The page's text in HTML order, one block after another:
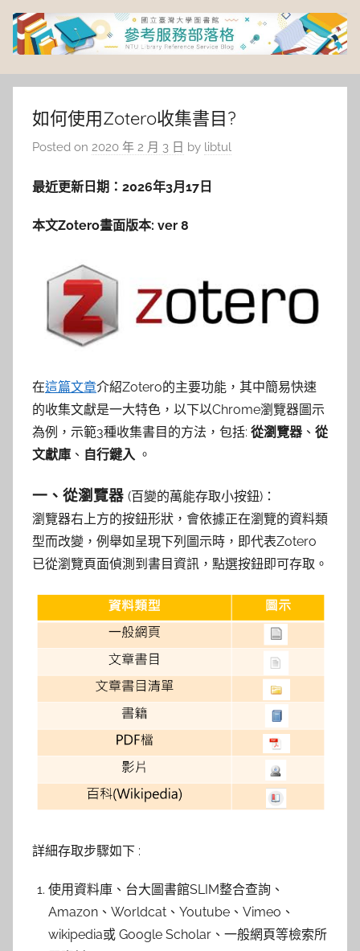
Skip
content
臺
灣
大
學
圖
考
服
部
落
格
如何使用Zotero收集書目?
Posted on 2020 年 2 月 3 日 by libtul
最近更新日期：2026年3月17日
本文Zotero畫面版本: ver 8
在這篇文章介紹Zotero的主要功能，其中簡易快速
的收集文獻是一大特色，以下以Chrome瀏覽器圖示
為例，示範3種收集書目的方法，包括: 從瀏覽器 、 從
文獻庫 、 自行鍵入 。
一、從瀏覽器 (百變的萬能存取小按鈕)：
瀏覽器右上方的按鈕形狀，會依據正在瀏覽的資料類
型而改變，例舉如呈現下列圖示時，即代表Zotero
已從瀏覽頁面偵測到書目資訊，點選按鈕即可存取。
詳細存取步驟如下 :
使用資料庫、台大圖書館SLIM整合查詢、
Amazon、Worldcat、Youtube、Vimeo、
wikipedia或 Google Scholar、一般網頁等檢索所